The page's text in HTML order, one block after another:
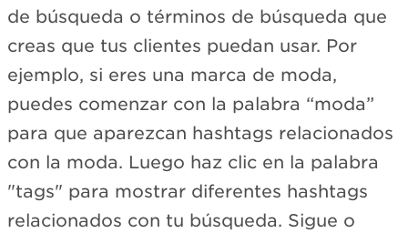
de búsqueda o términos de búsqueda que
creas que tus clientes puedan usar. Por
ejemplo, si eres una marca de moda,
puedes comenzar con la palabra “moda”
para que aparezcan hashtags relacionados
con la moda. Luego haz clic en la palabra
"tags" para mostrar diferentes hashtags
relacionados con tu búsqueda. Sigue o